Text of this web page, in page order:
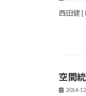
西田健 [
空間
2014-